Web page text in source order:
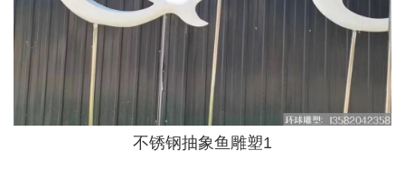
不锈钢抽象鱼雕塑1